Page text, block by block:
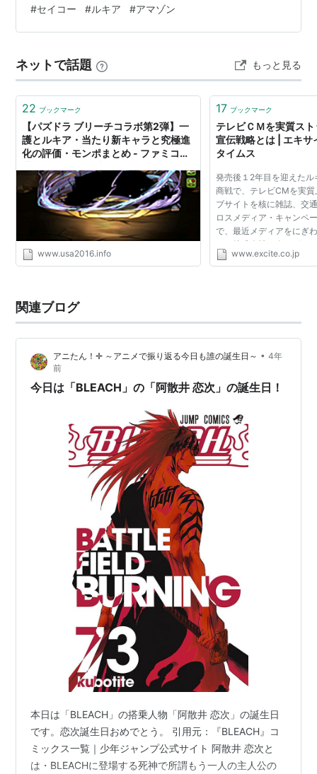
ラ ツインタイム自動巻き腕時計 - 直径41mm
WBN201A.BA0640, ブルー, 41 mm, モダン TAG
#セイコー #ルキア #アマゾン
ネットで話題 もっと見る
22 ブックマーク
【パズドラ ブリーチコラボ第2弾】一
護とルキア・当たり新キャラと究極進
化の評価・モンポまとめ - ファミコン
www.usa2016.info
17 ブックマーク
テレビＣＭを実質ス
宣伝戦略とは | エキサ
タイムス
発売後１2年目を迎えた
商戦で、テレビCMを実
ブサイトを核に雑誌、交
ロスメディア・キャンペ
で、最近メディアをにぎ
ッチ株式会社。今アグレ
図った理由とは。同社広
www.excite.co.jp
関連ブログ
アニたん！✛ ～アニメで振り返る今日も誰の誕生日～ • 4年
前
今日は「BLEACH」の「阿散井 恋次」の誕生日！
本日は「BLEACH」の搭乗人物「阿散井 恋次」の誕生日
です。恋次誕生日おめでとう。 引用元：『BLEACH』コ
ミックス一覧｜少年ジャンプ公式サイト 阿散井 恋次と
は・BLEACHに登場する死神で所謂もう一人の主人公の